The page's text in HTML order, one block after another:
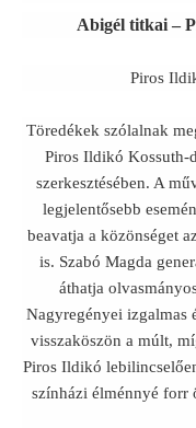
Abigél titkai –
Piros
Töredékek szólalnak
Piros Ildikó Kossuth-
szerkesztésében. A
legjelentősebb
beavatja a közönséget
is. Szabó Magda
áthatja
Nagyregényei izgalmas
visszaköszön a múlt,
Piros Ildikó
színházi élménnyé forr